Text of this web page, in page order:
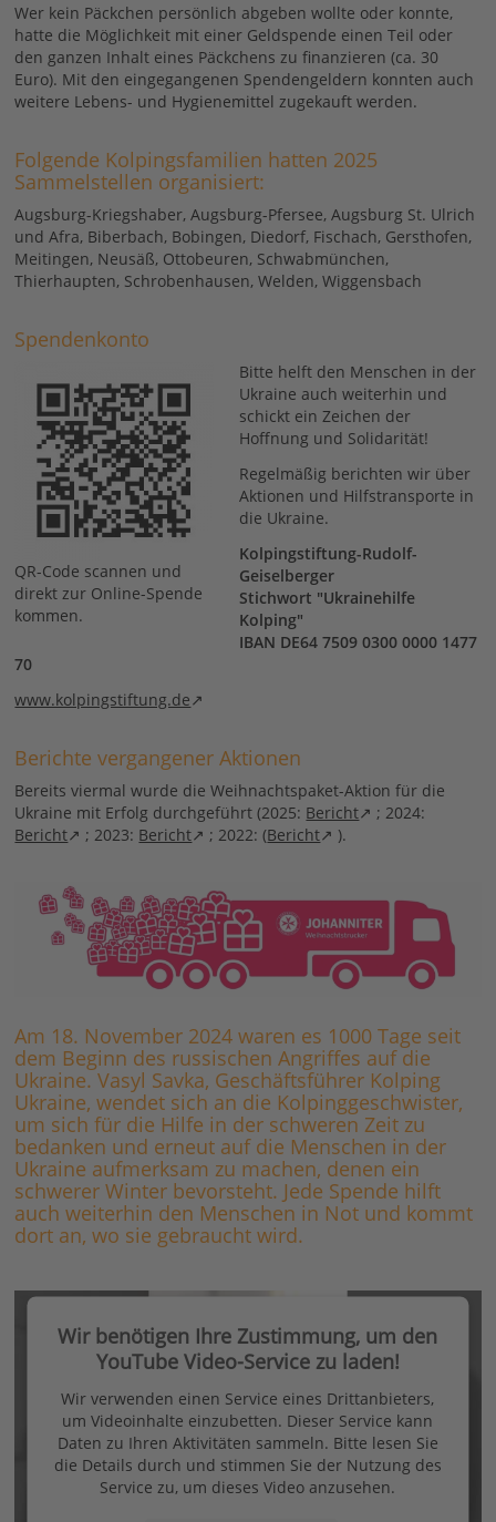
Wer kein Päckchen persönlich abgeben wollte oder konnte,
hatte die Möglichkeit mit einer Geldspende einen Teil oder
den ganzen Inhalt eines Päckchens zu finanzieren (ca. 30
Euro). Mit den eingegangenen Spendengeldern konnten auch
weitere Lebens- und Hygienemittel zugekauft werden.
Folgende Kolpingsfamilien hatten 2025
Sammelstellen organisiert:
Augsburg-Kriegshaber, Augsburg-Pfersee, Augsburg St. Ulrich
und Afra, Biberbach, Bobingen, Diedorf, Fischach, Gersthofen,
Meitingen, Neusäß, Ottobeuren, Schwabmünchen,
Thierhaupten, Schrobenhausen, Welden, Wiggensbach
Spendenkonto
QR-Code scannen und
direkt zur Online-Spende
kommen.
Bitte helft den Menschen in der
Ukraine auch weiterhin und
schickt ein Zeichen der
Hoffnung und Solidarität!
Regelmäßig berichten wir über
Aktionen und Hilfstransporte in
die Ukraine.
Kolpingstiftung-Rudolf-
Geiselberger
Stichwort "Ukrainehilfe
Kolping"
IBAN DE64 7509 0300 0000 1477
70
www.kolpingstiftung.de
Berichte vergangener Aktionen
Bereits viermal wurde die Weihnachtspaket-Aktion für die
Ukraine mit Erfolg durchgeführt (2025: Bericht
; 2024:
Bericht
; 2023: Bericht ; 2022: (Bericht ).
Am 18. November 2024 waren es 1000 Tage seit
dem Beginn des russischen Angriffes auf die
Ukraine. Vasyl Savka, Geschäftsführer Kolping
Ukraine, wendet sich an die Kolpinggeschwister,
um sich für die Hilfe in der schweren Zeit zu
bedanken und erneut auf die Menschen in der
Ukraine aufmerksam zu machen, denen ein
schwerer Winter bevorsteht. Jede Spende hilft
auch weiterhin den Menschen in Not und kommt
dort an, wo sie gebraucht wird.
Wir benötigen Ihre Zustimmung, um den
YouTube Video-Service zu laden!
Wir verwenden einen Service eines Drittanbieters,
um Videoinhalte einzubetten. Dieser Service kann
Daten zu Ihren Aktivitäten sammeln. Bitte lesen Sie
die Details durch und stimmen Sie der Nutzung des
Service zu, um dieses Video anzusehen.